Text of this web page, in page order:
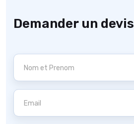
Demander un devis